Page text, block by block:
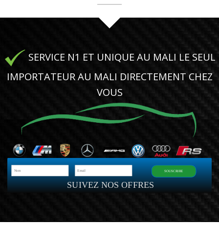
SERVICE N1 ET UNIQUE AU MALI LE SEUL
IMPORTATEUR AU MALI DIRECTEMENT CHEZ
VOUS
SUIVEZ NOS OFFRES
SOUSCRIRE